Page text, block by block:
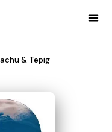
& Tepig